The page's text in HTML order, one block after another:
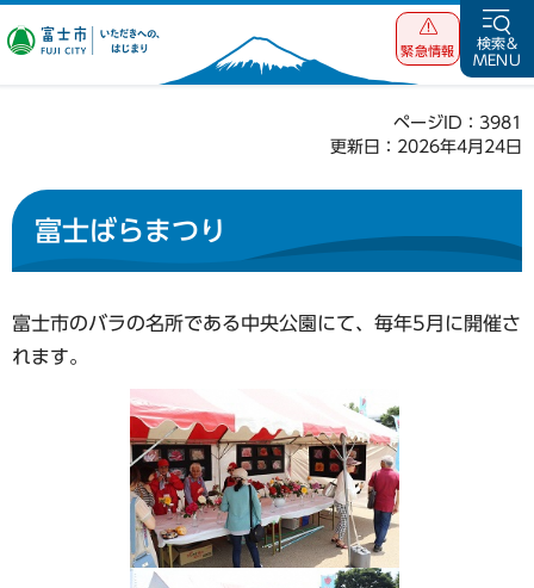
富士市 いただ
緊急情報
検索&
MENU
ページID：3981
更新日：2026年4月24日
富士ばらまつり
富士市のバラの名所である中央公園にて、毎年5月に開催さ
れます。